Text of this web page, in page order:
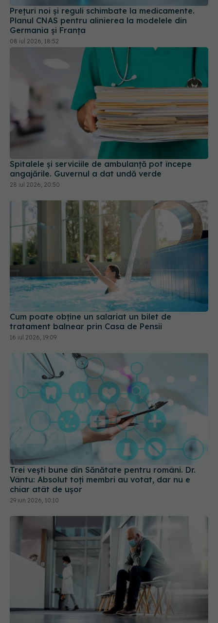
08 iul 2026, 18:52
Spitalele și serviciile de ambulanță pot începe
angajările. Guvernul a dat undă verde
Cum poate obține un salariat un bilet de
tratament balnear prin Casa de Pensii
16 iul 2026, 19:09
Trei vești bune din Sănătate pentru români. Dr.
Vântu: Absolut toți membri au votat, dar nu e
chiar atât de ușor
29 iun 2026, 10:10
Internările și intervențiile programate se
suspendă la SCJU Constanța pe 20 iulie